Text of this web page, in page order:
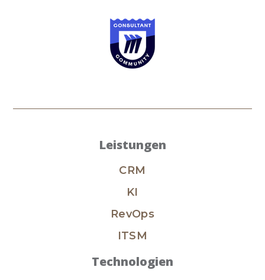
Leistungen
CRM
KI
RevOps
ITSM
Technologien